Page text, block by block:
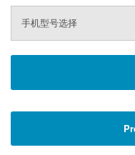
手机型号选择